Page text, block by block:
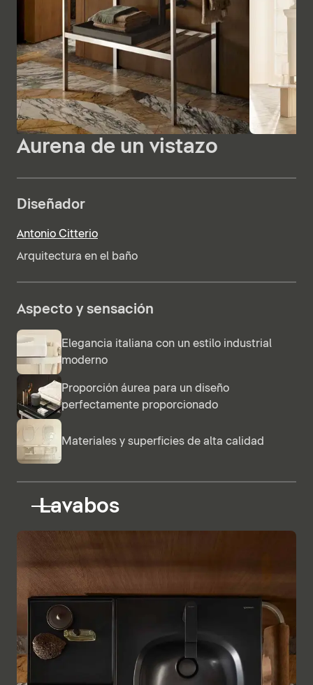
Aurena de un vistazo
Diseñador
Antonio Citterio
Arquitectura en el baño
Aspecto y sensación
Elegancia italiana con un estilo industrial
moderno
Proporción áurea para un diseño
perfectamente proporcionado
Materiales y superficies de alta calidad
Lavabos